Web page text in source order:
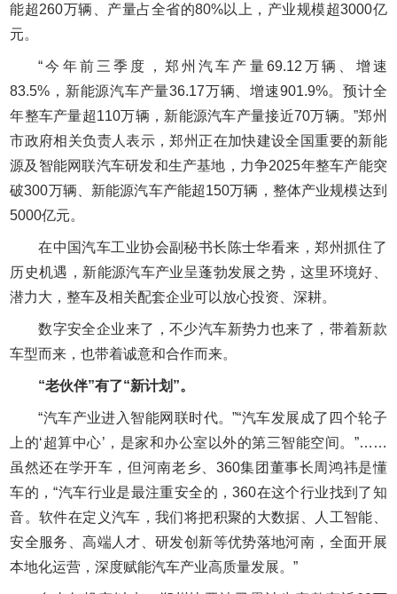
能超260万辆、产量占全省的80%以上，产业规模超3000亿
元。
“今年前三季度，郑州汽车产量69.12万辆、增速
83.5%，新能源汽车产量36.17万辆、增速901.9%。预计全
年整车产量超110万辆，新能源汽车产量接近70万辆。”郑州
市政府相关负责人表示，郑州正在加快建设全国重要的新能
源及智能网联汽车研发和生产基地，力争2025年整车产能突
破300万辆、新能源汽车产能超150万辆，整体产业规模达到
5000亿元。
在中国汽车工业协会副秘书长陈士华看来，郑州抓住了
历史机遇，新能源汽车产业呈蓬勃发展之势，这里环境好、
潜力大，整车及相关配套企业可以放心投资、深耕。
数字安全企业来了，不少汽车新势力也来了，带着新款
车型而来，也带着诚意和合作而来。
“老伙伴”有了“新计划”。
“汽车产业进入智能网联时代。”“汽车发展成了四个轮子
上的‘超算中心’，是家和办公室以外的第三智能空间。”……
虽然还在学开车，但河南老乡、360集团董事长周鸿祎是懂
车的，“汽车行业是最注重安全的，360在这个行业找到了知
音。软件在定义汽车，我们将把积聚的大数据、人工智能、
安全服务、高端人才、研发创新等优势落地河南，全面开展
本地化运营，深度赋能汽车产业高质量发展。”